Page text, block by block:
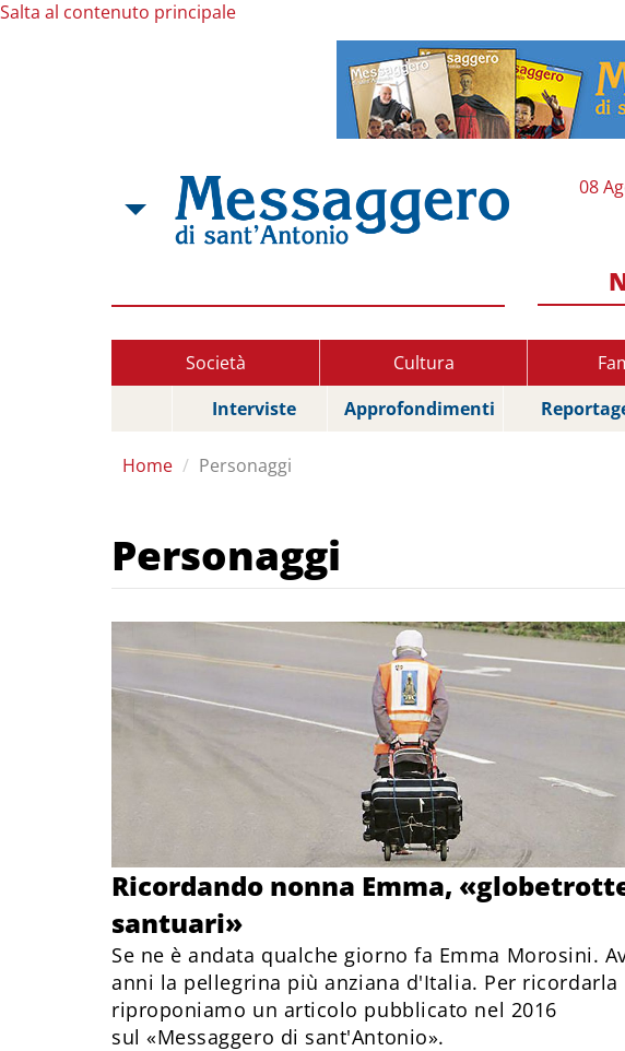
Salta al contenuto principale
08
Società Cultura
Interviste
Approfondimenti
Home Personaggi
Personaggi
Ricordando nonna Emma,
santuari»
Se ne è andata qualche giorno fa Emma Morosini.
anni la pellegrina più anziana d'Italia. Per ricordarla
riproponiamo un articolo pubblicato nel 2016
sul «Messaggero di sant'Antonio».